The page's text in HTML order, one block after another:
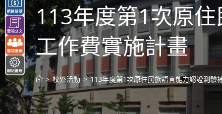
113年度第1次原
工作費實施計畫
> 校外活動 > 113年度第1次原住民族語言能力認證測驗